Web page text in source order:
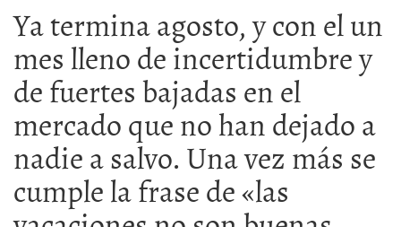
Ya termina agosto, y con el un
mes lleno de incertidumbre y
de fuertes bajadas en el
mercado que no han dejado a
nadie a salvo. Una vez más se
cumple la frase de «las